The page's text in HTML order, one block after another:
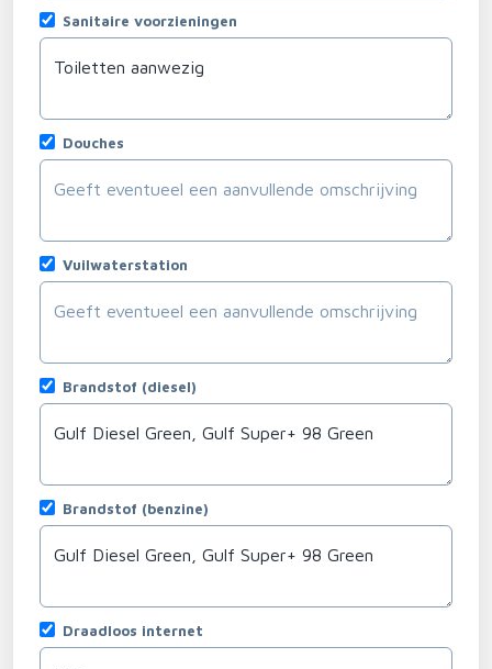
Sanitaire voorzieningen
Douches
Vuilwaterstation
Brandstof (diesel)
Brandstof (benzine)
Draadloos internet